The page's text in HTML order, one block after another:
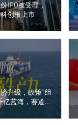
IPO被受理，
创板上市
升级，政策“组
亿蓝海，赛道龙